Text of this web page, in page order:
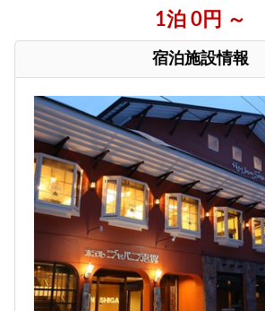
1泊 0円 ～
宿泊施設情報